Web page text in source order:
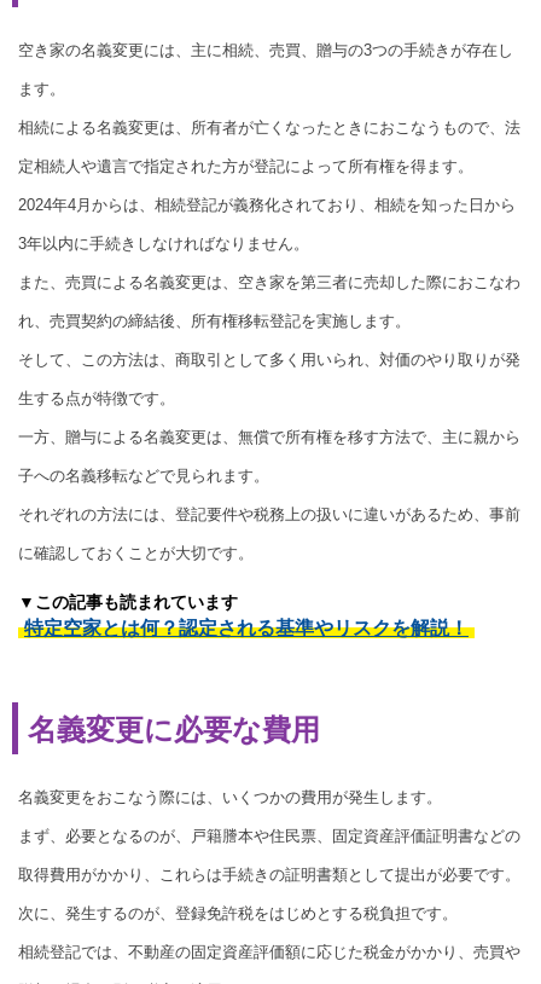
空き家の名義変更には、主に相続、売買、贈与の3つの手続きが存在し
ます。
相続による名義変更は、所有者が亡くなったときにおこなうもので、法
定相続人や遺言で指定された方が登記によって所有権を得ます。
2024年4月からは、相続登記が義務化されており、相続を知った日から
3年以内に手続きしなければなりません。
また、売買による名義変更は、空き家を第三者に売却した際におこなわ
れ、売買契約の締結後、所有権移転登記を実施します。
そして、この方法は、商取引として多く用いられ、対価のやり取りが発
生する点が特徴です。
一方、贈与による名義変更は、無償で所有権を移す方法で、主に親から
子への名義移転などで見られます。
それぞれの方法には、登記要件や税務上の扱いに違いがあるため、事前
に確認しておくことが大切です。
▼この記事も読まれています
特定空家とは何？認定される基準やリスクを解説！
名義変更に必要な費用
名義変更をおこなう際には、いくつかの費用が発生します。
まず、必要となるのが、戸籍謄本や住民票、固定資産評価証明書などの
取得費用がかかり、これらは手続きの証明書類として提出が必要です。
次に、発生するのが、登録免許税をはじめとする税負担です。
相続登記では、不動産の固定資産評価額に応じた税金がかかり、売買や